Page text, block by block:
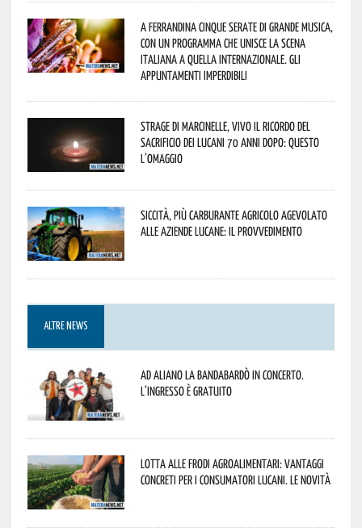
A Ferrandina cinque serate di grande musica,
con un programma che unisce la scena
italiana a quella internazionale. Gli
appuntamenti imperdibili
Strage di Marcinelle, vivo il ricordo del
sacrificio dei lucani 70 anni dopo: questo
l’omaggio
Siccità, più carburante agricolo agevolato
alle aziende lucane: il provvedimento
ALTRE NEWS
Ad Aliano la Bandabardò in concerto.
L’ingresso è gratuito
Lotta alle frodi agroalimentari: vantaggi
concreti per i consumatori lucani. Le novità